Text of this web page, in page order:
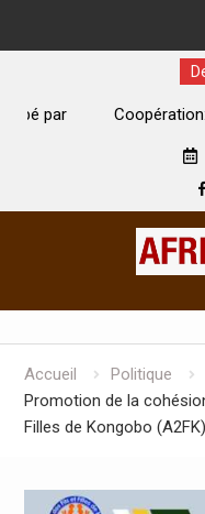
Coopération: Le
Accueil
Politique
Promotion de la
Filles de Kongobo